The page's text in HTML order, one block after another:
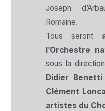
Joseph
Romaine.
Tous seront
l’Orchestre
sous la direction
Didier
Clément
artistes du